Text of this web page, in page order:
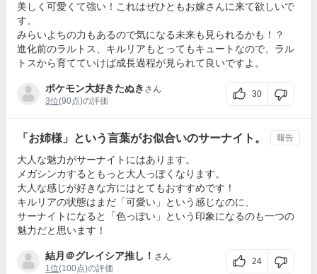
美しく可愛くて強い！これはぜひともお嫁さんに来て欲しいで
す。
みらいよちの力もあるので気になる未来も見られるかも！？
進化前のラルトス、キルリアもとってもキュートなので、ラル
トスから育てていけば成長過程が見られて良いですよ。
ポケモン大好きたぬき さん
3位(90点)の評価
30
「お姉様」という言葉がお似合いのサーナイト。
大人な魅力がサーナイトにはあります。
メガシンカするともっと大人っぽくなります。
大人な感じが好きな方にはとてもおすすめです！
キルリアの状態はまだ「可愛い」という感じなのに、
サーナイトになると「色っぽい」という印象になるのも一つの
魅力だと思います！
結月＠グレイシア推し！ さん
1位(100点)の評価
24
報告